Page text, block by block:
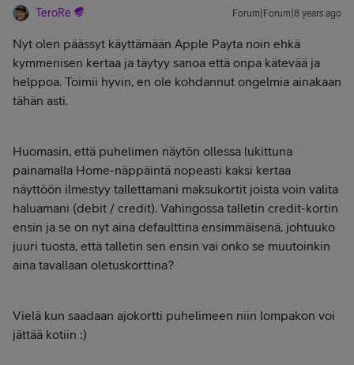
TeroRe Forum|Forum|8 years ago
Nyt olen päässyt käyttämään Apple Payta noin ehkä
kymmenisen kertaa ja täytyy sanoa että onpa kätevää ja
helppoa. Toimii hyvin, en ole kohdannut ongelmia ainakaan
tähän asti.
Huomasin, että puhelimen näytön ollessa lukittuna
painamalla Home-näppäintä nopeasti kaksi kertaa
näyttöön ilmestyy tallettamani maksukortit joista voin valita
haluamani (debit / credit). Vahingossa talletin credit-kortin
ensin ja se on nyt aina defaulttina ensimmäisenä, johtuuko
juuri tuosta, että talletin sen ensin vai onko se muutoinkin
aina tavallaan oletuskorttina?
Vielä kun saadaan ajokortti puhelimeen niin lompakon voi
jättää kotiin :)